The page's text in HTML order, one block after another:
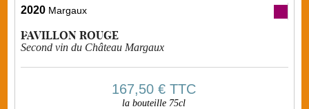
2020 Margaux
PAVILLON ROUGE
Second vin du Château Margaux
167,50 € TTC
la bouteille 75cl